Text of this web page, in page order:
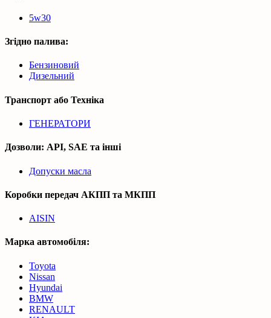
5w30
Згідно палива:
Бензиновий
Дизельний
Транспорт або Техніка
ГЕНЕРАТОРИ
Дозволи: API, SAE та інші
Допуски масла
Коробки передач АКПП та МКПП
AISIN
Марка автомобіля:
Toyota
Nissan
Hyundai
BMW
RENAULT